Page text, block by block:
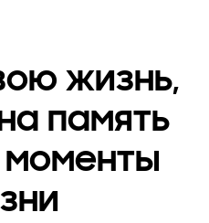
жизнь,
память